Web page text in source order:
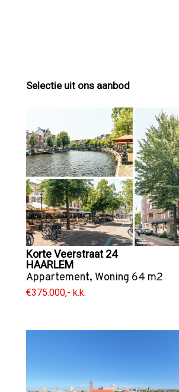
Selectie uit ons aanbod
Korte Veerstraat 24
HAARLEM
Appartement, Woning 64 m2
€375.000,- k.k.